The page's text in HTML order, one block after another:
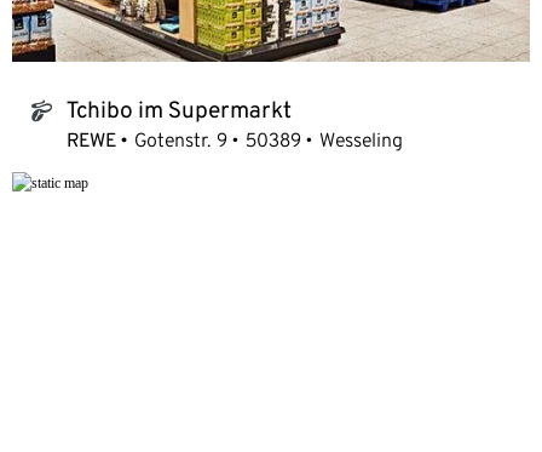
tchibo_logo Tchibo im Supermarkt
REWE Gotenstr. 9 50389 Wesseling